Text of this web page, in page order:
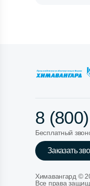
8
Бесплатный
Заказать
Химавангард ©
Все права